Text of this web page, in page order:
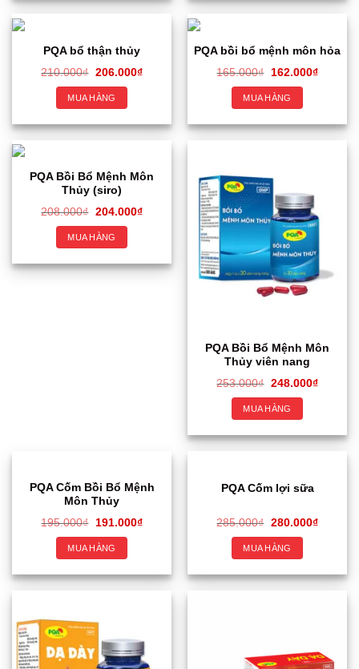
PQA bổ thận thủy
210.000₫ 206.000₫
MUA HÀNG
PQA bồi bổ mệnh môn hỏa
165.000₫ 162.000₫
MUA HÀNG
PQA Bồi Bổ Mệnh Môn
Thủy (siro)
208.000₫ 204.000₫
MUA HÀNG
PQA Bồi Bổ Mệnh Môn
Thủy viên nang
253.000₫ 248.000₫
MUA HÀNG
PQA Cốm Bồi Bổ Mệnh
Môn Thủy
195.000₫ 191.000₫
MUA HÀNG
PQA Cốm lợi sữa
285.000₫ 280.000₫
MUA HÀNG